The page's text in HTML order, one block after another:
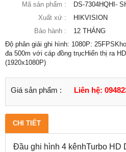
Mã sản phẩm :
DS-7304HQHI-
Xuất xứ :
HIKVISION
Bảo hành :
12 THÁNG
Độ phân giải ghi hình: 1080P:
đa 500m với cáp đồng trụcHiển thị ra
(1920x1080P)
Giá sản phẩm : Liên hệ:
CHI TIẾT
Đầu ghi hình 4 kênhTurbo HD